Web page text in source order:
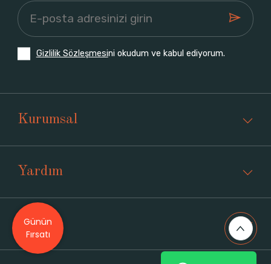
Gizlilik Sözleşmesini okudum ve kabul ediyorum.
Kurumsal
Yardım
Üyelik
Günün
Fırsatı